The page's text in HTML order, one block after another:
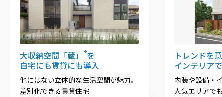
大収納空間「蔵」 ®を
自宅にも賃貸にも導入
他にはない立体的な生活空間が魅力。
差別化できる賃貸住宅
トレンドを
インテリア
内装や設備・
人気エリアで